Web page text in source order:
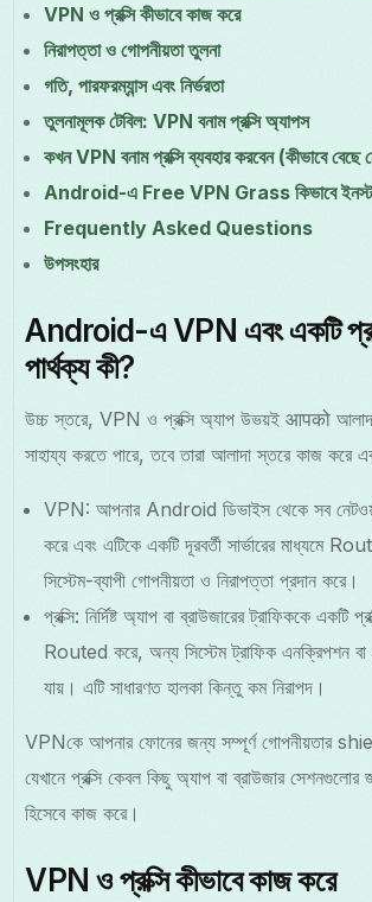
VPN ও প্রক্সি কীভাবে কাজ করে
নিরাপত্তা ও গোপনীয়তা তুলনা
গতি, পারফরম্যান্স এবং নির্ভরতা
তুলনামূলক টেবিল: VPN বনাম প্রক্সি অ্যাপস
কখন VPN বনাম প্রক্সি ব্যবহার করবেন (কীভাবে বেছে
Android-এ Free VPN Grass কিভাবে
Frequently Asked Questions
উপসংহার
Android-এ VPN এবং একটি
পার্থক্য কী?
উচ্চ স্তরে, VPN ও প্রক্সি অ্যাপ উভয়ই आपको আলাদা
সাহায্য করতে পারে, তবে তারা আলাদা স্তরে কাজ করে
VPN: আপনার Android ডিভাইস থেকে সব
করে এবং এটিকে একটি দূরবর্তী সার্ভারের মাধ্যমে
সিস্টেম-ব্যাপী গোপনীয়তা ও নিরাপত্তা প্রদান করে।
প্রক্সি: নির্দিষ্ট অ্যাপ বা ব্রাউজারের ট্রাফিককে একটি
Routed করে, অন্য সিস্টেম ট্রাফিক এনক্রিপশন বা
যায়। এটি সাধারণত হালকা কিন্তু কম নিরাপদ।
VPNকে আপনার ফোনের জন্য সম্পূর্ণ গোপনীয়তার
যেখানে প্রক্সি কেবল কিছু অ্যাপ বা ব্রাউজার সেশনগুলোর
হিসেবে কাজ করে।
VPN ও প্রক্সি কীভাবে কাজ করে